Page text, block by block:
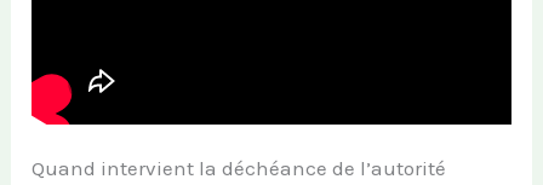
Quand intervient la déchéance de l’autorité